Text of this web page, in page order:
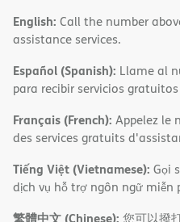
English: Call the number
assistance services.
Español (Spanish): Llame al
para recibir servicios
Français (French): Appelez le
des services gratuits
Tiếng Việt (Vietnamese): Gọi
dịch vụ hỗ trợ ngôn ngữ miễn
繁體中文 (Chinese):